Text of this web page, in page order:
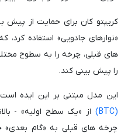
کریپتو کان برای حمایت از پیش
«نوارهای جادویی» استفاده
های قبلی، چرخه را به سطوح
را پیش بینی کند.
این مدل مبتنی بر این ایده
(BTC)
از «یک سطح اولیه» -
چرخه های قبلی به «گام